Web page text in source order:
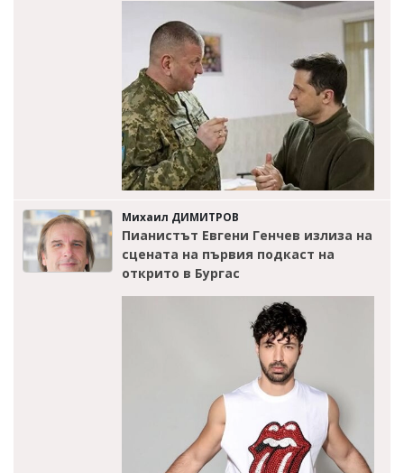
Михаил ДИМИТРОВ
Пианистът Евгени Генчев излиза на
сцената на първия подкаст на
открито в Бургас